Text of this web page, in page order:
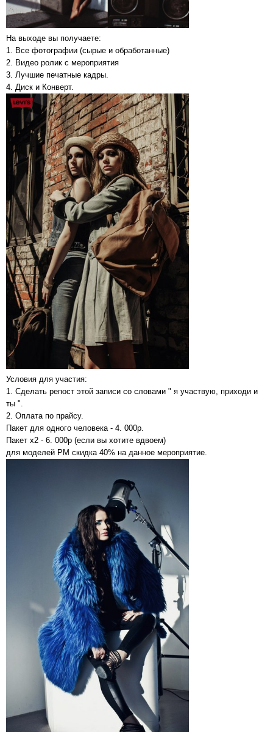
На выходе вы получаете:
1. Все фотографии (сырые и обработанные)
2. Видео ролик с мероприятия
3. Лучшие печатные кадры.
4. Диск и Конверт.
Условия для участия:
1. Сделать репост этой записи со словами " я участвую, приходи и
ты ".
2. Оплата по прайсу.
Пакет для одного человека - 4. 000р.
Пакет x2 - 6. 000р (если вы хотите вдвоем)
для моделей PM скидка 40% на данное мероприятие.